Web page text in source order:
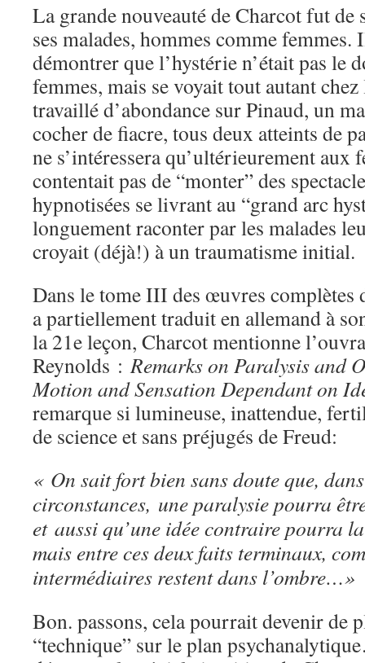
La grande nouveauté de Charcot fut de
ses malades, hommes comme femmes.
démontrer que l’hystérie n’était pas le
femmes, mais se voyait tout autant
travaillé d’abondance sur Pinaud, un
cocher de fiacre, tous deux atteints de
ne s’intéressera qu’ultérieurement
contentait pas de “monter” des
hypnotisées se livrant au “grand arc
longuement raconter par les malades
croyait (déjà!) à un traumatisme initial.
Dans le tome III des œuvres complètes
a partiellement traduit en allemand à
la 21e leçon, Charcot mentionne
Reynolds : Remarks on Paralysis and
Motion and Sensation Dependant on
remarque si lumineuse, inattendue,
de science et sans préjugés de Freud:
« On sait fort bien sans doute que,
circonstances, une paralysie pourra
et aussi qu’une idée contraire pourra
mais entre ces deux faits terminaux,
intermédiaires restent dans l’ombre…»
Bon. passons, cela pourrait devenir de
“technique” sur le plan